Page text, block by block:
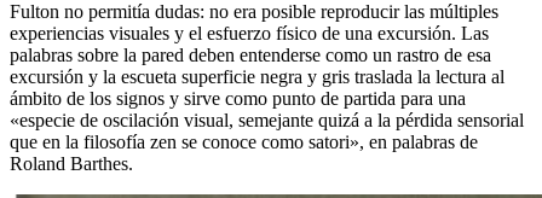
Fulton no permitía dudas: no era posible reproducir las múltiples
experiencias visuales y el esfuerzo físico de una excursión. Las
palabras sobre la pared deben entenderse como un rastro de esa
excursión y la escueta superficie negra y gris traslada la lectura al
ámbito de los signos y sirve como punto de partida para una
«especie de oscilación visual, semejante quizá a la pérdida sensorial
que en la filosofía zen se conoce como satori», en palabras de
Roland Barthes.